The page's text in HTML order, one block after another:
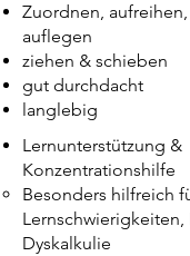
Zuordnen,
auflegen
ziehen & schieben
gut durchdacht
langlebig
Lernunterstützung &
Konzentrationshilfe
Besonders hilfreich
Dyskalkulie